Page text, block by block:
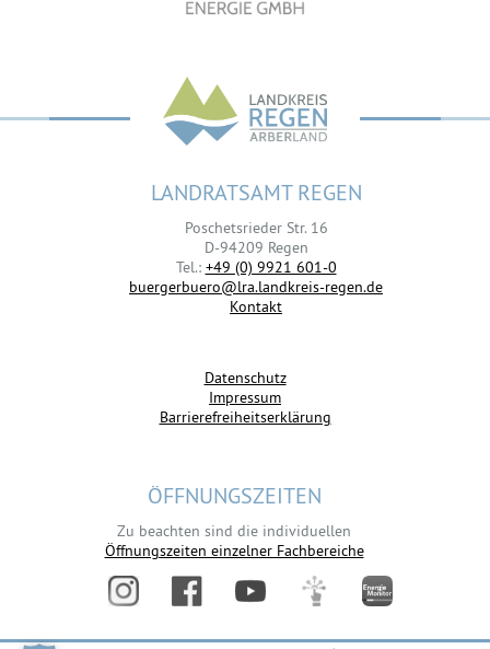
LANDRATSAMT REGEN
Poschetsrieder Str. 16
D-94209 Regen
Tel.: +49 (0) 9921 601-0
buergerbuero@lra.landkreis-regen.de
Kontakt
Datenschutz
Impressum
Barrierefreiheitserklärung
ÖFFNUNGSZEITEN
Zu beachten sind die individuellen
Öffnungszeiten einzelner Fachbereiche